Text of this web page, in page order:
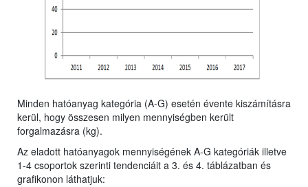
Minden hatóanyag kategória (A-G) esetén évente kiszámításra
kerül, hogy összesen milyen mennyiségben került
forgalmazásra (kg).
Az eladott hatóanyagok mennyiségének A-G kategóriák illetve
1-4 csoportok szerinti tendenciáit a 3. és 4. táblázatban és
grafikonon láthatjuk: